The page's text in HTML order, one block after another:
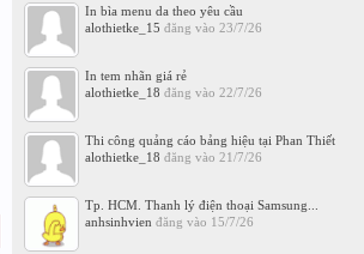
In bìa menu da theo yêu cầu
alothietke_15 đăng vào 23/7/26
In tem nhãn giá rẻ
alothietke_18 đăng vào 22/7/26
Thi công quảng cáo bảng hiệu tại Phan Thiết
alothietke_18 đăng vào 21/7/26
Tp. HCM. Thanh lý điện thoại Samsung...
anhsinhvien đăng vào 15/7/26